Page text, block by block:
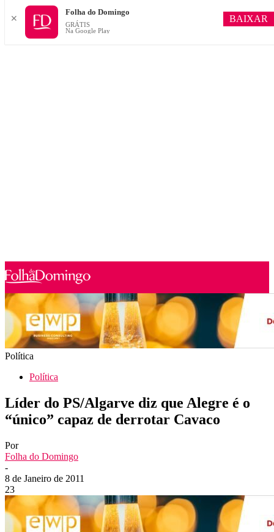
Política
Política
Líder do PS/Algarve diz que Alegre é o
“único” capaz de derrotar Cavaco
Por
Folha do Domingo
-
8 de Janeiro de 2011
23
✕
Folha do Domingo
GRÁTIS
Na Google Play
BAIXAR